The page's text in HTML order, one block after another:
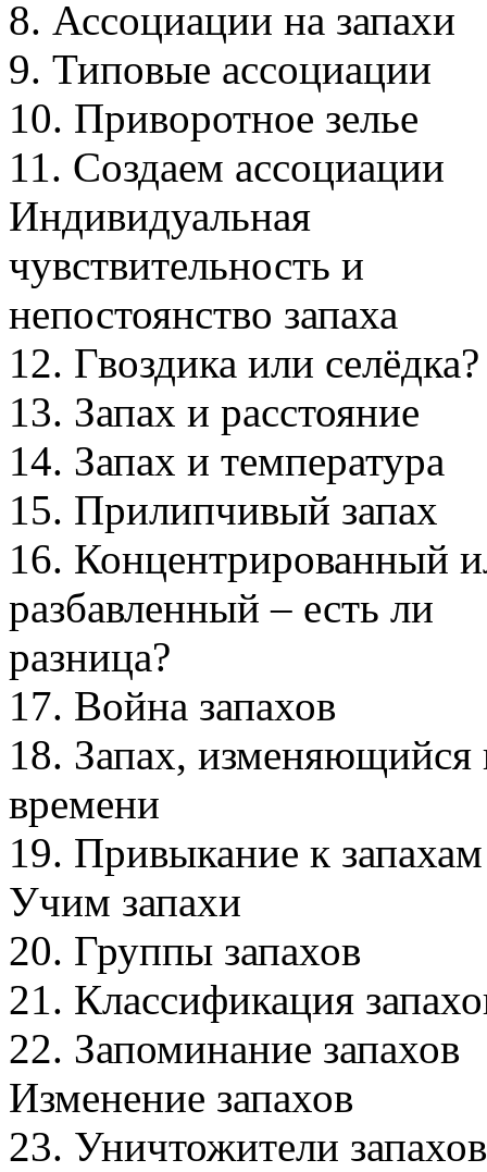
8. Ассоциации на запахи
9. Типовые ассоциации
10. Приворотное зелье
11. Создаем ассоциации
Индивидуальная
чувствительность и
непостоянство запаха
12. Гвоздика или селёдка?
13. Запах и расстояние
14. Запах и температура
15. Прилипчивый запах
16. Концентрированный
разбавленный – есть ли
разница?
17. Война запахов
18. Запах, изменяющийся
времени
19. Привыкание к запахам
Учим запахи
20. Группы запахов
21. Классификация
22. Запоминание запахов
Изменение запахов
23. Уничтожители запахов